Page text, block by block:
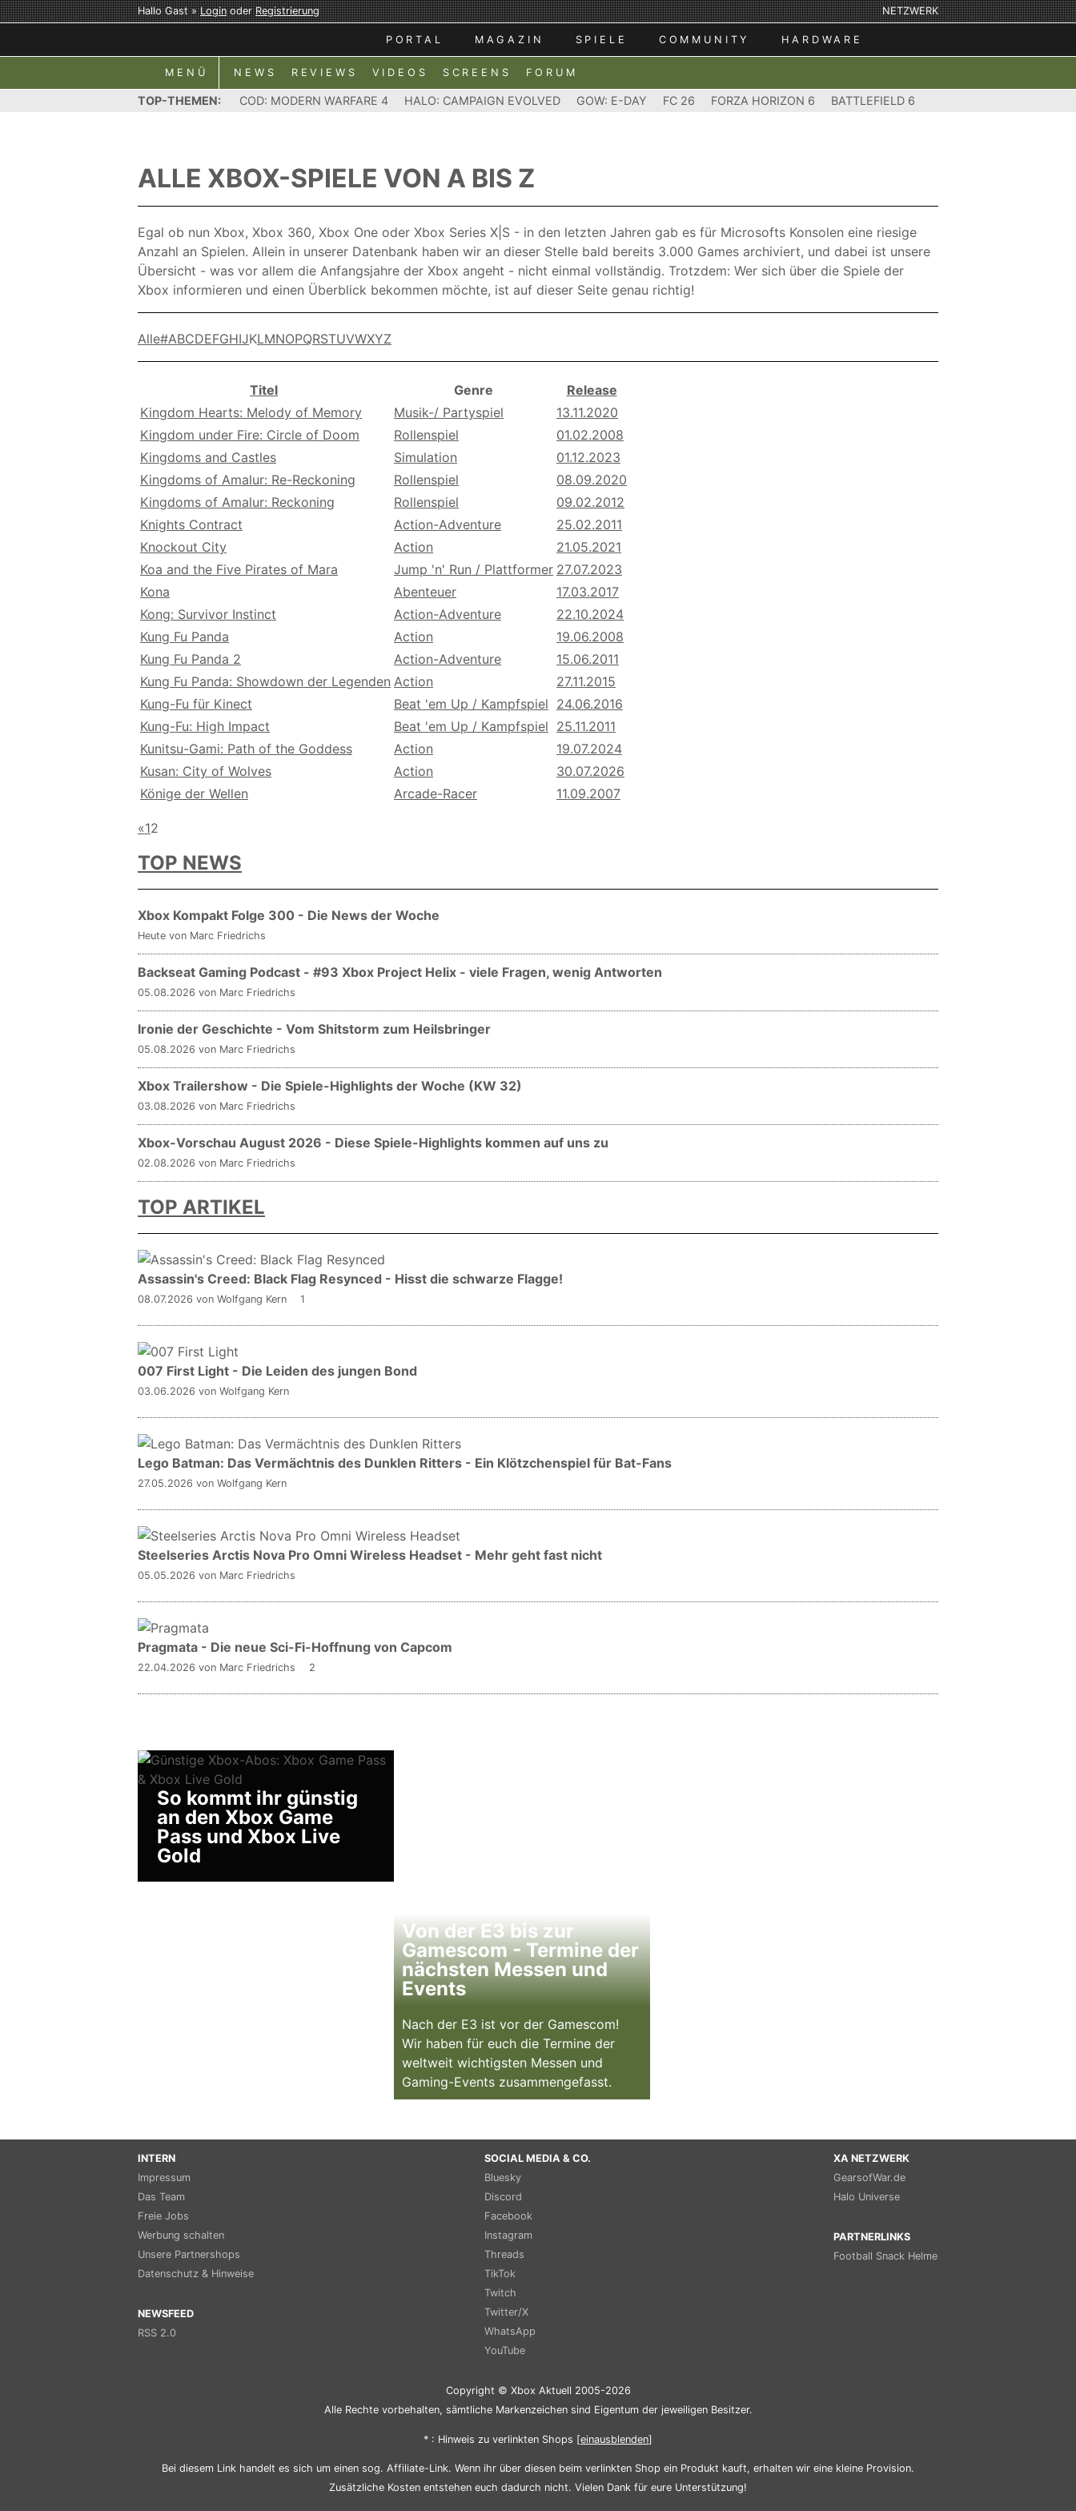
Hallo Gast »LoginoderRegistrierung NETZWERK
PORTAL MAGAZIN SPIELE COMMUNITY HARDWARE
MENÜ NEWS REVIEWS VIDEOS SCREENS FORUM
TOP-THEMEN: COD: MODERN WARFARE 4 HALO: CAMPAIGN EVOLVED GOW: E-DAY FC 26 FORZA HORIZON 6 BATTLEFIELD 6
ALLE XBOX-SPIELE VON A BIS Z
Egal ob nun Xbox, Xbox 360, Xbox One oder Xbox Series X|S - in den letzten Jahren gab es für Microsofts Konsolen eine riesige
Anzahl an Spielen. Allein in unserer Datenbank haben wir an dieser Stelle bald bereits 3.000 Games archiviert, und dabei ist unsere
Übersicht - was vor allem die Anfangsjahre der Xbox angeht - nicht einmal vollständig. Trotzdem: Wer sich über die Spiele der
Xbox informieren und einen Überblick bekommen möchte, ist auf dieser Seite genau richtig!
Alle#ABCDEFGHIJKLMNOPQRSTUVWXYZ
Titel Genre
Release
Kingdom Hearts: Melody of Memory
Musik-/ Partyspiel
13.11.2020
Kingdom under Fire: Circle of Doom
Rollenspiel
01.02.2008
Kingdoms and Castles
Simulation
01.12.2023
Kingdoms of Amalur: Re-Reckoning
Rollenspiel
08.09.2020
Kingdoms of Amalur: Reckoning
Rollenspiel
09.02.2012
Knights Contract
Action-Adventure
25.02.2011
Knockout City
Action
21.05.2021
Koa and the Five Pirates of Mara
Jump 'n' Run / Plattformer 27.07.2023
Kona
Abenteuer
17.03.2017
Kong: Survivor Instinct
Action-Adventure
22.10.2024
Kung Fu Panda
Action
19.06.2008
Kung Fu Panda 2
Action-Adventure
15.06.2011
Kung Fu Panda: Showdown der Legenden Action
27.11.2015
Kung-Fu für Kinect
Beat 'em Up / Kampfspiel 24.06.2016
Kung-Fu: High Impact
Beat 'em Up / Kampfspiel 25.11.2011
Kunitsu-Gami: Path of the Goddess
Action
19.07.2024
Kusan: City of Wolves
Action
30.07.2026
Könige der Wellen
Arcade-Racer 11.09.2007
«12
TOP NEWS
Xbox Kompakt Folge 300 - Die News der Woche
Heute von Marc Friedrichs
Backseat Gaming Podcast - #93 Xbox Project Helix - viele Fragen, wenig Antworten
05.08.2026 von Marc Friedrichs
Ironie der Geschichte - Vom Shitstorm zum Heilsbringer
05.08.2026 von Marc Friedrichs
Xbox Trailershow - Die Spiele-Highlights der Woche (KW 32)
03.08.2026 von Marc Friedrichs
Xbox-Vorschau August 2026 - Diese Spiele-Highlights kommen auf uns zu
02.08.2026 von Marc Friedrichs
TOP ARTIKEL
Assassin's Creed: Black Flag Resynced - Hisst die schwarze Flagge!
08.07.2026 von Wolfgang Kern 1
007 First Light - Die Leiden des jungen Bond
03.06.2026 von Wolfgang Kern
Lego Batman: Das Vermächtnis des Dunklen Ritters - Ein Klötzchenspiel für Bat-Fans
27.05.2026 von Wolfgang Kern
Steelseries Arctis Nova Pro Omni Wireless Headset - Mehr geht fast nicht
05.05.2026 von Marc Friedrichs
Pragmata - Die neue Sci-Fi-Hoffnung von Capcom
22.04.2026 von Marc Friedrichs 2
So kommt ihr günstig
an den Xbox Game
Pass und Xbox Live
Gold
Von der E3 bis zur
Gamescom - Termine der
nächsten Messen und
Events
Nach der E3 ist vor der Gamescom!
Wir haben für euch die Termine der
weltweit wichtigsten Messen und
Gaming-Events zusammengefasst.
INTERN
Impressum
Das Team
Freie Jobs
Werbung schalten
Unsere Partnershops
Datenschutz & Hinweise
NEWSFEED
RSS 2.0
SOCIAL MEDIA & CO.
Bluesky
Discord
Facebook
Instagram
Threads
TikTok
Twitch
Twitter/X
WhatsApp
YouTube
XA NETZWERK
GearsofWar.de
Halo Universe
PARTNERLINKS
Football Snack Helme
Copyright © Xbox Aktuell 2005-2026
Alle Rechte vorbehalten, sämtliche Markenzeichen sind Eigentum der jeweiligen Besitzer.
* : Hinweis zu verlinkten Shops [einausblenden]
Bei diesem Link handelt es sich um einen sog. Affiliate-Link. Wenn ihr über diesen beim verlinkten Shop ein Produkt kauft, erhalten wir eine kleine Provision.
Zusätzliche Kosten entstehen euch dadurch nicht. Vielen Dank für eure Unterstützung!